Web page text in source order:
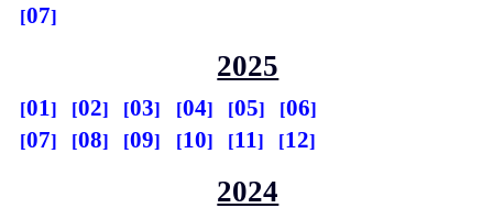
07
2025
01 02 03 04 05
06
07
08 09 10 11 12
2024